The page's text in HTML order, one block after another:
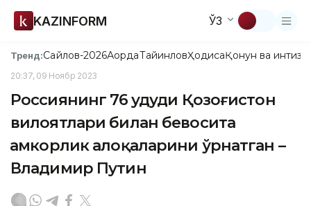
KAZINFORM ЎЗ
Тренд:Сайлов-2026АқордаТайинловҲодисаҚонун ва
20:37, 09 Ноябр 2023
Россиянинг 76 ҳудуди Қозоғистон
вилоятлари билан бевосита
ҳамкорлик алоқаларини ўрнатган –
Владимир Путин